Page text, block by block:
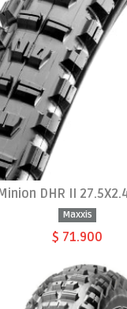
DHR II
Maxxis
$ 71.900